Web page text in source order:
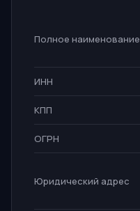
Полное наименование
ИНН
КПП
ОГРН
Юридический адрес